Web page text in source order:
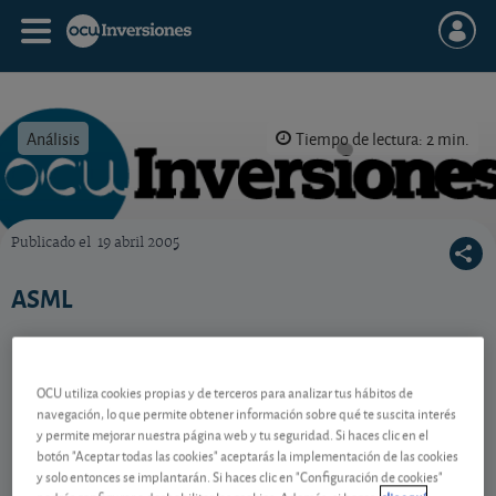
Análisis Tiempo de lectura: 2 min.
Publicado el 19 abril 2005
ASML
Contenido reservado a SOCIOS
Gestiona tu dinero con visión
OCU utiliza cookies propias y de terceros para analizar tus hábitos de
navegación, lo que permite obtener información sobre qué te suscita interés
y permite mejorar nuestra página web y tu seguridad. Si haces clic en el
botón "Aceptar todas las cookies" aceptarás la implementación de las cookies
y solo entonces se implantarán. Si haces clic en "Configuración de cookies"